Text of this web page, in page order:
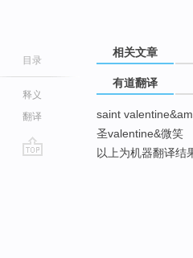
目录
释义
翻译
相关文章
有道翻译
saint
圣valentine&微笑
以上为机器翻译结